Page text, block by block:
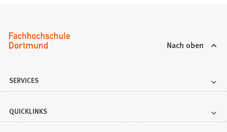
Nach oben
SERVICES
QUICKLINKS